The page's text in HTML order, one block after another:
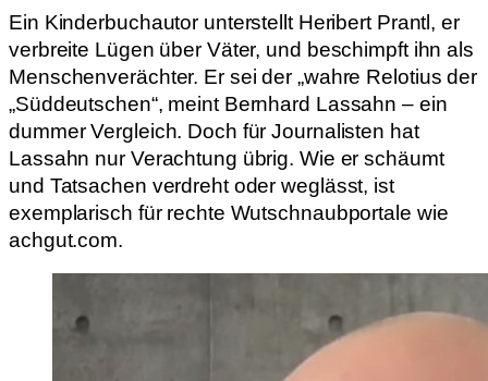
Ein Kinderbuchautor unterstellt Heribert Prantl, er
verbreite Lügen über Väter, und beschimpft ihn als
Menschenverächter. Er sei der „wahre Relotius der
„Süddeutschen“, meint Bernhard Lassahn – ein
dummer Vergleich. Doch für Journalisten hat
Lassahn nur Verachtung übrig. Wie er schäumt
und Tatsachen verdreht oder weglässt, ist
exemplarisch für rechte Wutschnaubportale wie
achgut.com.